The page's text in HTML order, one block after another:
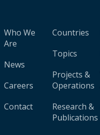
Who We
Are
News
Careers
Contact
Countries
Topics
Projects &
Operations
Research &
Publications